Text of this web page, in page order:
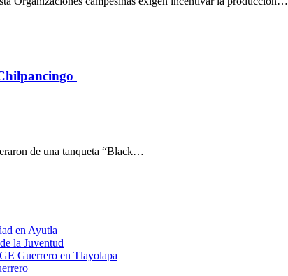
de una tanqueta “Black…
en Ayutla
la Juventud
Guerrero en Tlayolapa